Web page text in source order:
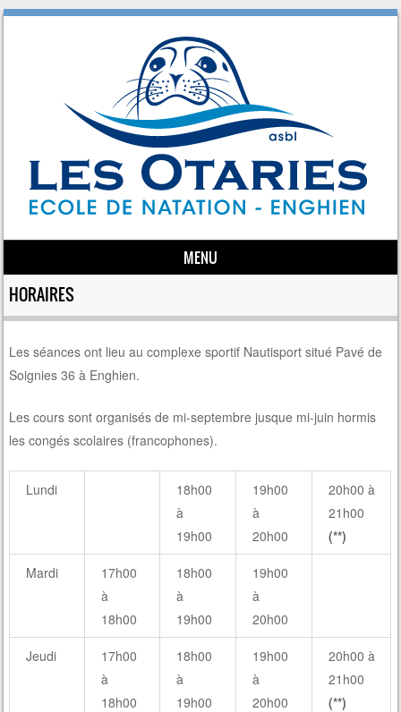
MENU
Skip to content
HORAIRES
Les séances ont lieu au complexe sportif Nautisport situé Pavé de
Soignies 36 à Enghien.
Les cours sont organisés de mi-septembre jusque mi-juin hormis
les congés scolaires (francophones).
Lundi
18h00
à
19h00
19h00
à
20h00
20h00 à
21h00
(**)
Mardi
17h00
à
18h00
18h00
à
19h00
19h00
à
20h00
Jeudi
17h00
à
18h00
18h00
à
19h00
19h00
à
20h00
20h00 à
21h00
(**)